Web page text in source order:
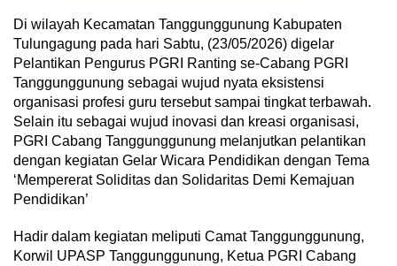
Di wilayah Kecamatan Tanggunggunung Kabupaten
Tulungagung pada hari Sabtu, (23/05/2026) digelar
Pelantikan Pengurus PGRI Ranting se-Cabang PGRI
Tanggunggunung sebagai wujud nyata eksistensi
organisasi profesi guru tersebut sampai tingkat terbawah.
Selain itu sebagai wujud inovasi dan kreasi organisasi,
PGRI Cabang Tanggunggunung melanjutkan pelantikan
dengan kegiatan Gelar Wicara Pendidikan dengan Tema
‘Mempererat Soliditas dan Solidaritas Demi Kemajuan
Pendidikan’
Hadir dalam kegiatan meliputi Camat Tanggunggunung,
Korwil UPASP Tanggunggunung, Ketua PGRI Cabang